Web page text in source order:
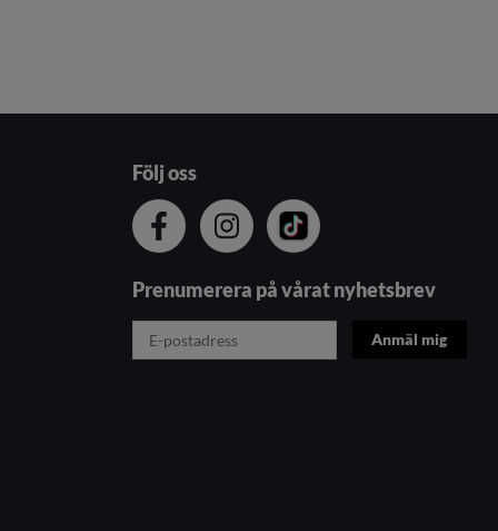
Följ oss
Prenumerera på vårat nyhetsbrev